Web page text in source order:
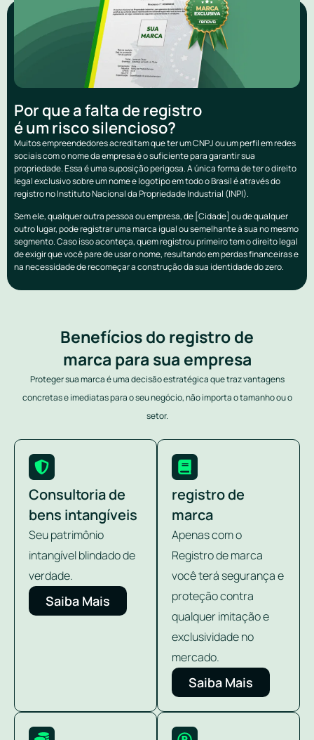
Por que a falta de registro
é um risco silencioso?
Muitos empreendedores acreditam que ter um CNPJ ou um perfil em redes
sociais com o nome da empresa é o suficiente para garantir sua
propriedade. Essa é uma suposição perigosa. A única forma de ter o direito
legal exclusivo sobre um nome e logotipo em todo o Brasil é através do
registro no Instituto Nacional da Propriedade Industrial (INPI).
Sem ele, qualquer outra pessoa ou empresa, de [Cidade] ou de qualquer
outro lugar, pode registrar uma marca igual ou semelhante à sua no mesmo
segmento. Caso isso aconteça, quem registrou primeiro tem o direito legal
de exigir que você pare de usar o nome, resultando em perdas financeiras e
na necessidade de recomeçar a construção da sua identidade do zero.
Benefícios do registro de
marca para sua empresa
Proteger sua marca é uma decisão estratégica que traz vantagens
concretas e imediatas para o seu negócio, não importa o tamanho ou o
setor.
Consultoria de
bens intangíveis
Seu patrimônio
intangível blindado de
verdade.
Saiba Mais
registro de
marca
Apenas com o
Registro de marca
você terá segurança e
proteção contra
qualquer imitação e
exclusividade no
mercado.
Saiba Mais